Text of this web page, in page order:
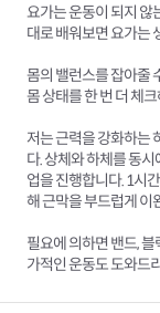
요가는 운동이 되지 않
대로 배워보면 요가는
몸의 밸런스를 잡아줄
몸 상태를 한 번 더 체
저는 근력을 강화하는
다. 상체와 하체를 동
업을 진행합니다. 1시
해 근막을 부드럽게 이
필요에 의하면 밴드,
가적인 운동도 도와드